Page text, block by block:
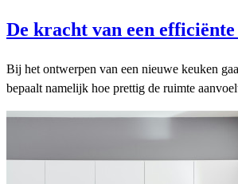
De kracht van een
Bij het ontwerpen van een nieuwe keuken
bepaalt namelijk hoe prettig de ruimte